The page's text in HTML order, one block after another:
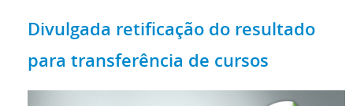
Divulgada retificação do resultado
para transferência de cursos